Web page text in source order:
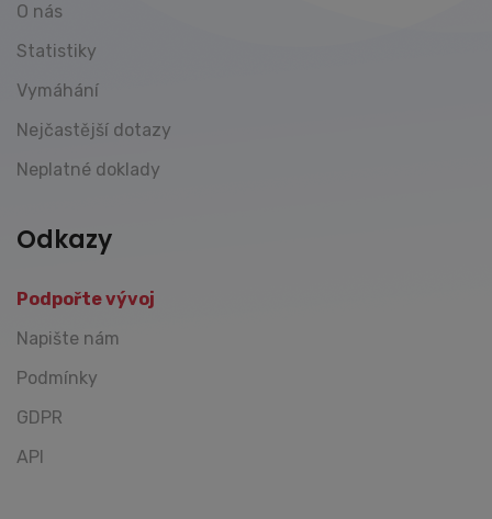
O nás
Statistiky
Vymáhání
Nejčastější dotazy
Neplatné doklady
Odkazy
Podpořte vývoj
Napište nám
Podmínky
GDPR
API